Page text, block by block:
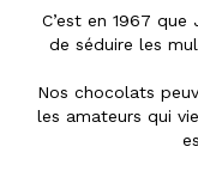
C’est en 1967
de séduire les
Nos chocolats
les amateurs qui